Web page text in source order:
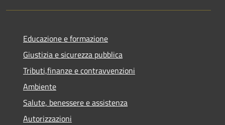
Educazione e formazione
Giustizia e sicurezza pubblica
Tributi,finanze e contravvenzioni
Ambiente
Salute, benessere e assistenza
Autorizzazioni